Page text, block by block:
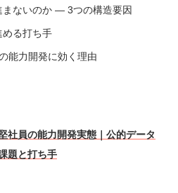
まないのか — 3つの構造要因
める打ち手
能力開発に効く理由
社員の能力開発実態｜公的データ
題と打ち手